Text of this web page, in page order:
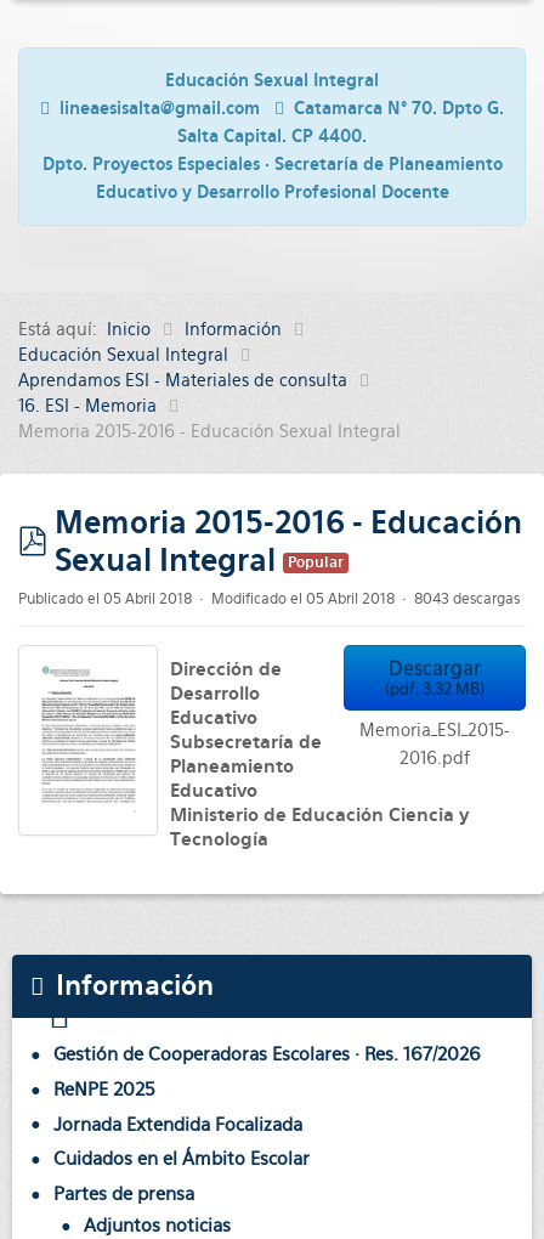
Educación Sexual Integral
lineaesisalta@gmail.com
Catamarca N° 70. Dpto G.
Salta Capital. CP 4400.
Dpto. Proyectos Especiales · Secretaría de Planeamiento
Educativo y Desarrollo Profesional Docente
Está aquí: Inicio
Información
Educación Sexual Integral
Aprendamos ESI - Materiales de consulta
16. ESI - Memoria
Memoria 2015-2016 - Educación Sexual Integral
pdf
Memoria 2015-2016 - Educación
Sexual Integral
Popular
Publicado el 05 Abril 2018 Modificado el 05 Abril 2018 8043 descargas
Descargar
(pdf, 3.32 MB)
Memoria_ESI_2015-
2016.pdf
Dirección de
Desarrollo
Educativo
Subsecretaría de
Planeamiento
Educativo
Ministerio de Educación Ciencia y
Tecnología
Información
Gestión de Cooperadoras Escolares · Res. 167/2026
ReNPE 2025
Jornada Extendida Focalizada
Cuidados en el Ámbito Escolar
Partes de prensa
Adjuntos noticias